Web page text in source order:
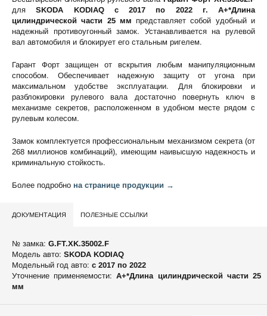
дляSKODA KODIAQ c 2017 по 2022 г. А+*Длина
цилиндрической части 25 мм представляет собой удобный и
надежный противоугонный замок. Устанавливается на рулевой
вал автомобиля и блокирует его стальным ригелем.
Гарант Форт защищен от вскрытия любым манипуляционным
способом. Обеспечивает надежную защиту от угона при
максимальном удобстве эксплуатации. Для блокировки и
разблокировки рулевого вала достаточно повернуть ключ в
механизме секретов, расположенном в удобном месте рядом с
рулевым колесом.
Замок комплектуется профессиональным механизмом секрета (от
268 миллионов комбинаций), имеющим наивысшую надежность и
криминальную стойкость.
Более подробно на странице продукции →
ДОКУМЕНТАЦИЯ ПОЛЕЗНЫЕ ССЫЛКИ
№ замка: G.FT.XK.35002.F
Модель авто: SKODA KODIAQ
Модельный год авто: c 2017 по 2022
Уточнение применяемости:А+*Длина цилиндрической части 25
мм